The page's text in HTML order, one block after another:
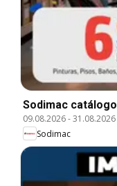
Sodimac catálogo
09.08.2026-31.08.2026
Sodimac